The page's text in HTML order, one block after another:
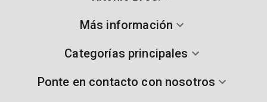
Más información
Categorías principales
Ponte en contacto con nosotros